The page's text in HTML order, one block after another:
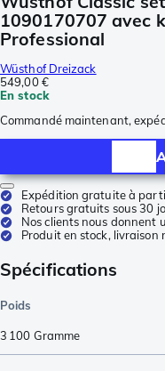
1090170707 avec
Professional
Wüsthof Dreizack
549,00 €
En stock
Commandé maintenant,
Expédition gratuite à
Retours gratuits sous 30
Nos clients nous donnent
Produit en stock, livraison
Spécifications
Poids
3 100 Gramme